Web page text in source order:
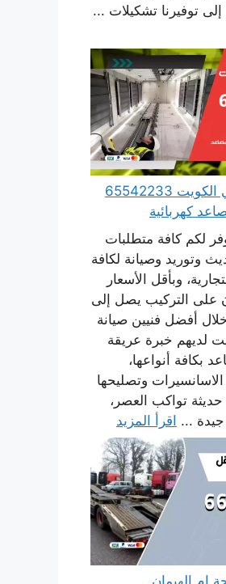
إلى توفيرنا تشكيلات ...
صيانة مصاعد في الكويت 65542233
كهربائية
لكم كافة متطلبات
وتوريد وصيانة لكافة
وبأقل الأسعار
على التركيب يصل إلى
أفضل فنيين صيانة
لديهم خبرة عريقة
بكافة أنواعها،
وتصليحها
تواكب العصر،
... اقرأ المزيد
الهيمان